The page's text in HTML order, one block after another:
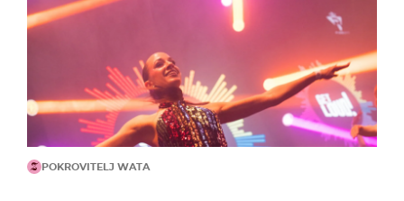
POKROVITELJ WATA